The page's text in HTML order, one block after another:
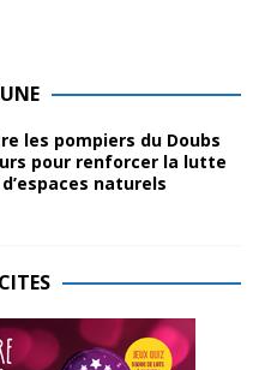
les pompiers du Doubs
pour renforcer la lutte
naturels